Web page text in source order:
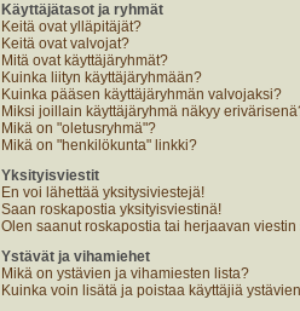
Käyttäjätasot ja ryhmät
Keitä ovat ylläpitäjät?
Keitä ovat valvojat?
Mitä ovat käyttäjäryhmät?
Kuinka liityn käyttäjäryhmään?
Kuinka pääsen käyttäjäryhmän valvojaksi?
Miksi joillain käyttäjäryhmä näkyy
Mikä on "oletusryhmä"?
Mikä on "henkilökunta" linkki?
Yksityisviestit
En voi lähettää yksitysiviestejä!
Saan roskapostia yksityisviestinä!
Olen saanut roskapostia tai herjaavan
Ystävät ja vihamiehet
Mikä on ystävien ja vihamiesten lista?
Kuinka voin lisätä ja poistaa käyttäjiä